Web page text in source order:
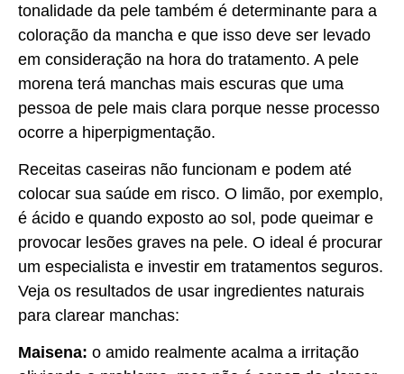
tonalidade da pele também é determinante para a
coloração da mancha e que isso deve ser levado
em consideração na hora do tratamento. A pele
morena terá manchas mais escuras que uma
pessoa de pele mais clara porque nesse processo
ocorre a hiperpigmentação.
Receitas caseiras não funcionam e podem até
colocar sua saúde em risco. O limão, por exemplo,
é ácido e quando exposto ao sol, pode queimar e
provocar lesões graves na pele. O ideal é procurar
um especialista e investir em tratamentos seguros.
Veja os resultados de usar ingredientes naturais
para clarear manchas:
Maisena: o amido realmente acalma a irritação